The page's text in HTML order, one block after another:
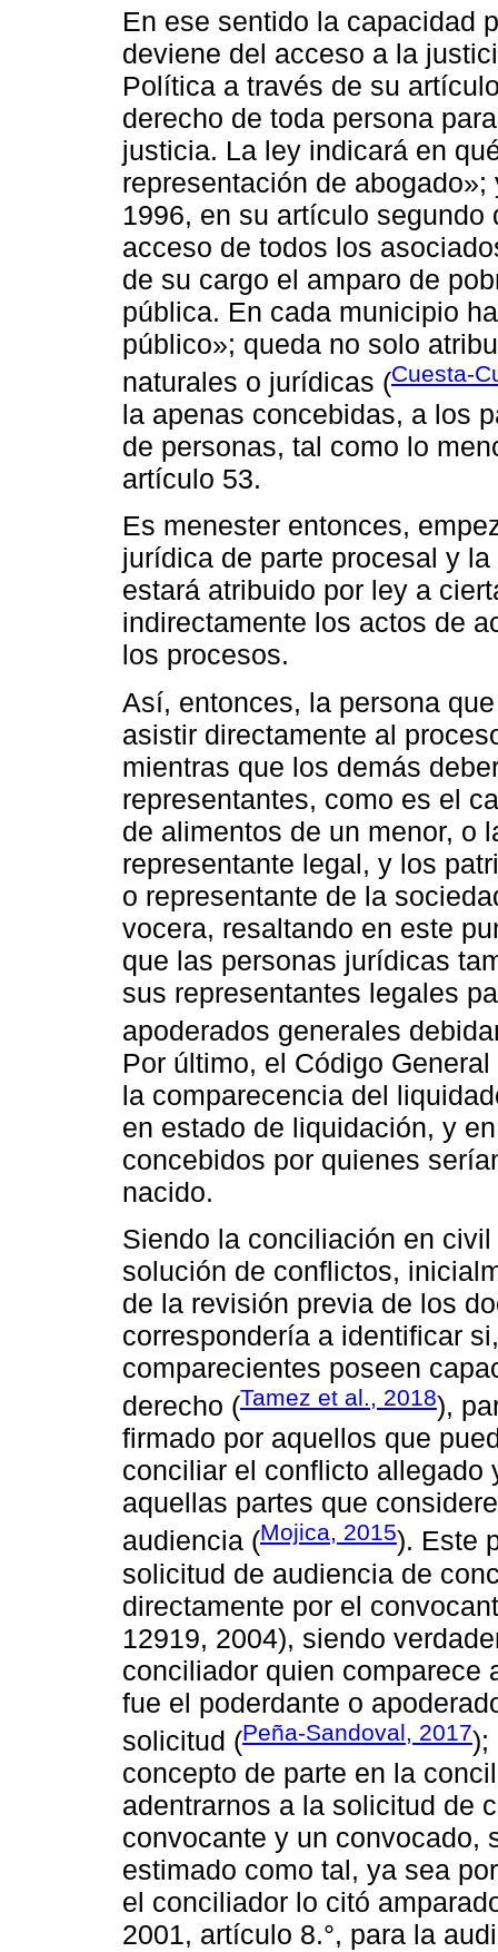
En ese sentido la capacidad
deviene del acceso a la
Política a través de su
derecho de toda persona
justicia. La ley indicará en
representación de
1996, en su artículo
acceso de todos los
de su cargo el amparo de
pública. En cada municipio
público»; queda no solo
naturales o jurídicas (Cuesta-
la apenas concebidas, a los
de personas, tal como lo
artículo 53.
Es menester entonces,
jurídica de parte procesal y
estará atribuido por ley a
indirectamente los actos de
los procesos.
Así, entonces, la persona
asistir directamente al
mientras que los demás
representantes, como es el
de alimentos de un menor, o
representante legal, y los
o representante de la
vocera, resaltando en este
que las personas jurídicas
sus representantes legales
apoderados generales
Por último, el Código
la comparecencia del
en estado de liquidación, y
concebidos por quienes
nacido.
Siendo la conciliación en
solución de conflictos,
de la revisión previa de los
correspondería a identificar
comparecientes poseen
derecho (Tamez et al., 2018),
firmado por aquellos que
conciliar el conflicto allegado
aquellas partes que
audiencia (Mojica, 2015). Este
solicitud de audiencia de
directamente por el
12919, 2004), siendo
conciliador quien comparece
fue el poderdante o
solicitud (Peña-Sandoval, 2017);
concepto de parte en la
adentrarnos a la solicitud de
convocante y un convocado,
estimado como tal, ya sea
el conciliador lo citó
2001, artículo 8.°, para la